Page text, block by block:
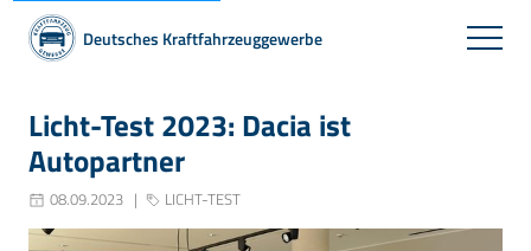
Deutsches Kraftfahrzeuggewerbe
Licht-Test 2023: Dacia ist
Autopartner
08.09.2023 LICHT-TEST